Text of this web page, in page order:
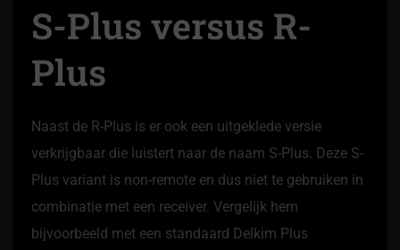
S-Plus versus R-
Plus
Naast de R-Plus is er ook een uitgeklede versie
verkrijgbaar die luistert naar de naam S-Plus. Deze S-
Plus variant is non-remote en dus niet te gebruiken in
combinatie met een receiver. Vergelijk hem
bijvoorbeeld met een standaard Delkim Plus